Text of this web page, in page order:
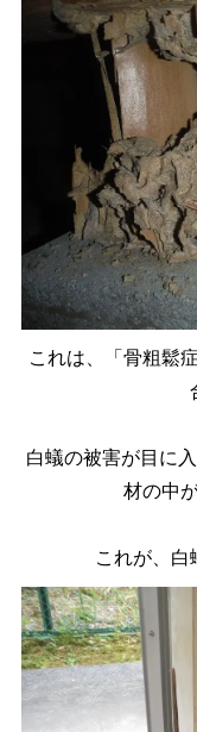
これは、「骨粗鬆
白蟻の被害が目に
材の中
これが、白